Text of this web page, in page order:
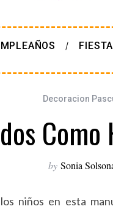
Decoracion
Como
by Sonia
niños en esta